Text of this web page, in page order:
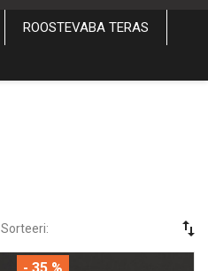
ROOSTEVABA TERAS
Sorteeri: swap_vert